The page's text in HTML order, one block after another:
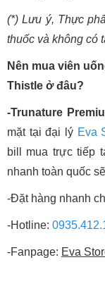
(*) Lưu ý, Thực
thuốc và không có
Nên mua viên
Thistle ở đâu?
-Trunature
mặt tại đại lý Eva
bill mua trực tiếp
nhanh toàn quốc
-Đặt hàng nhanh
-Hotline:
-Fanpage: Eva